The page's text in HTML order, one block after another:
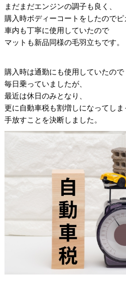
まだまだエンジンの調子も良く、
購入時ボディーコートをしたのでピ
車内も丁寧に使用していたので
マットも新品同様の毛羽立ちです。
購入時は通勤にも使用していたので
毎日乗っていましたが、
最近は休日のみとなり、
更に自動車税も割増しになってしま
手放すことを決断しました。